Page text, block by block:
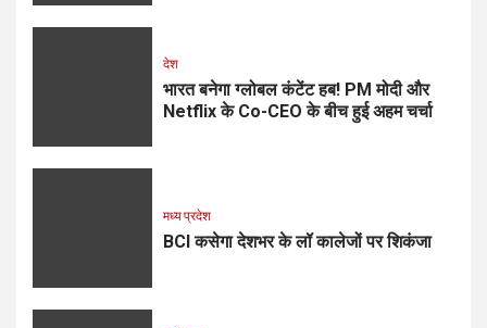
देश
भारत बनेगा ग्लोबल कंटेंट हब! PM मोदी और
Netflix के Co-CEO के बीच हुई अहम चर्चा
मध्य प्रदेश
BCI कसेगा देशभर के लॉ कालेजों पर शिकंजा